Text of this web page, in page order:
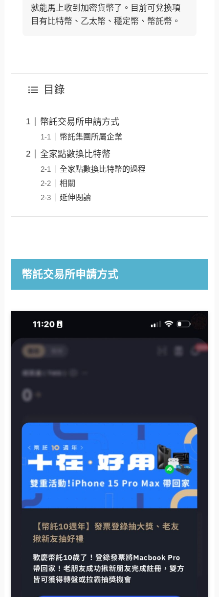
就能馬上收到加密貨幣了。目前可兌換項
目有比特幣、乙太幣、穩定幣、幣託幣。
目錄
幣託交易所申請方式
幣託集團所屬企業
全家點數換比特幣
全家點數換比特幣的過程
相關
延伸閱讀
幣託交易所申請方式